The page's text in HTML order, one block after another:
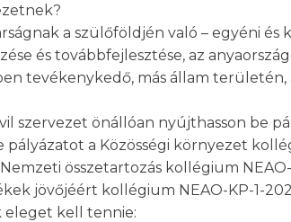
a szülőföldjén való – egyéni és
és továbbfejlesztése, az
tevékenykedő, más állam területén,
szervezet önállóan nyújthasson be
a Közösségi környezet
összetartozás kollégium
jövőjéért kollégium NEAO-KP-1-
kell tennie: